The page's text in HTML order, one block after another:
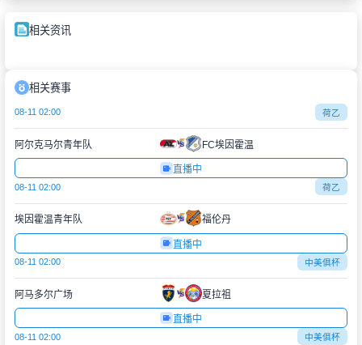
相关资讯
相关赛事
08-11 02:00 荷乙
阿尔克马尔青年队 FC埃因霍温
直播中
08-11 02:00 荷乙
埃因霍温青年队 福伦丹
直播中
08-11 02:00 中美俱杯
阿马多尔广场 夏拉祖
直播中
08-11 02:00 中美俱杯